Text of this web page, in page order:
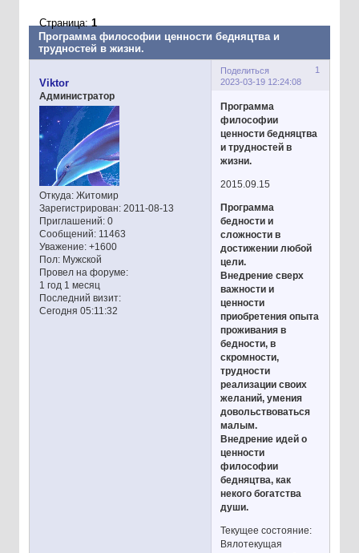
Программа философии ценности бедняцтва и
трудностей в жизни.
Страница:1
Поделиться
1
2023-03-19 12:24:08
Viktor
Администратор
Откуда:Житомир
Зарегистрирован: 2011-08-13
Приглашений:0
Сообщений:11463
Уважение: +1600
Пол:Мужской
Провел на форуме:
1 год 1 месяц
Последний визит:
Сегодня 05:11:32
Программа
философии
ценности бедняцтва
и трудностей в
жизни.
2015.09.15
Программа
бедности и
сложности в
достижении любой
цели.
Внедрение сверх
важности и
ценности
приобретения опыта
проживания в
бедности, в
скромности,
трудности
реализации своих
желаний, умения
довольствоваться
малым.
Внедрение идей о
ценности
философии
бедняцтва, как
некого богатства
души.
Текущее состояние:
Вялотекущая